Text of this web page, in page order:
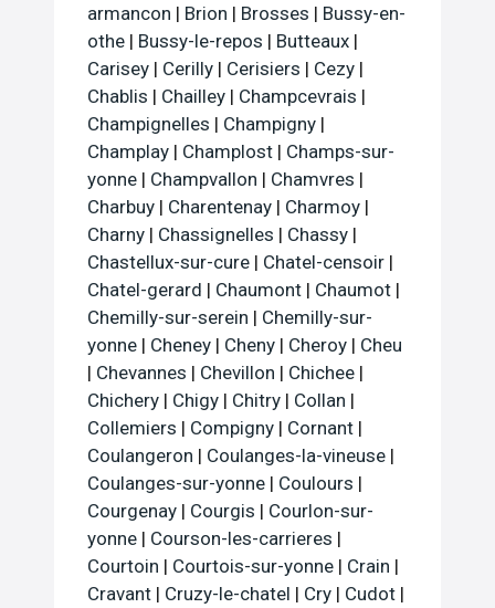
armancon | Brion | Brosses | Bussy-en-
othe | Bussy-le-repos | Butteaux |
Carisey | Cerilly | Cerisiers | Cezy |
Chablis | Chailley | Champcevrais |
Champignelles | Champigny |
Champlay | Champlost | Champs-sur-
yonne | Champvallon | Chamvres |
Charbuy | Charentenay | Charmoy |
Charny | Chassignelles | Chassy |
Chastellux-sur-cure | Chatel-censoir |
Chatel-gerard | Chaumont | Chaumot |
Chemilly-sur-serein | Chemilly-sur-
yonne | Cheney | Cheny | Cheroy | Cheu
| Chevannes | Chevillon | Chichee |
Chichery | Chigy | Chitry | Collan |
Collemiers | Compigny | Cornant |
Coulangeron | Coulanges-la-vineuse |
Coulanges-sur-yonne | Coulours |
Courgenay | Courgis | Courlon-sur-
yonne | Courson-les-carrieres |
Courtoin | Courtois-sur-yonne | Crain |
Cravant | Cruzy-le-chatel | Cry | Cudot |